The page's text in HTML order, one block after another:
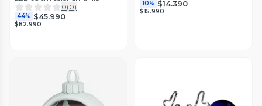
0(0)
44% $45.990
$82.990
10% $14.390
$15.990